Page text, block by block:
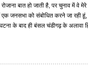
बात हो जाती है, पर चुनाव में वे
जनसभा को संबोधित करने जा रही
के बाद ही बंसल चंडीगढ़ के अलावा